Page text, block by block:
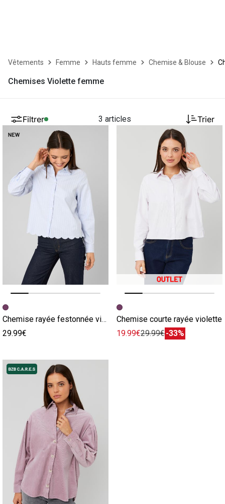
Vêtements Femme Hauts femme Chemise & Blouse
Chemises Violette femme
Filtrer 3 articles Trier
Image précédente
Image suivante
Chemise rayée festonnée violette
29.99€
Image précédente
Image suivante
Chemise courte rayée violette
19.99€29.99€-33%